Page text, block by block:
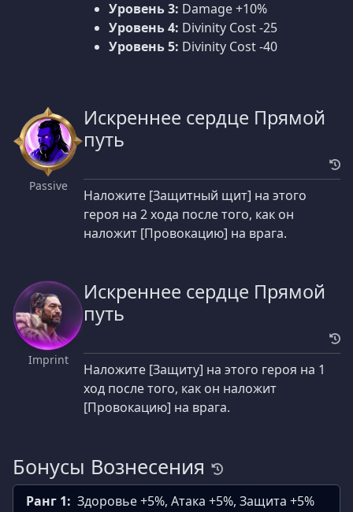
Уровень 3: Damage +10%
Уровень 4: Divinity Cost -25
Уровень 5: Divinity Cost -40
Passive
Искреннее сердце Прямой
путь
Наложите [Защитный щит] на этого
героя на 2 хода после того, как он
наложит [Провокацию] на врага.
Imprint
Искреннее сердце Прямой
путь
Наложите [Защиту] на этого героя на 1
ход после того, как он наложит
[Провокацию] на врага.
Бонусы Вознесения
Ранг 1: Здоровье +5%, Атака +5%, Защита +5%